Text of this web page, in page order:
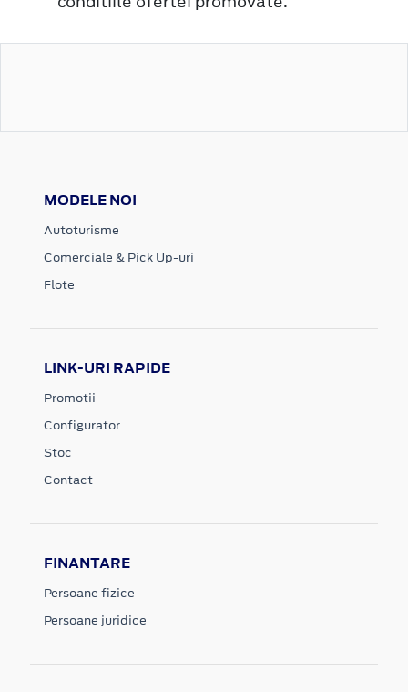
MODELE NOI
Autoturisme
Comerciale & Pick Up-uri
Flote
LINK-URI RAPIDE
Promotii
Configurator
Stoc
Contact
FINANTARE
Persoane fizice
Persoane juridice